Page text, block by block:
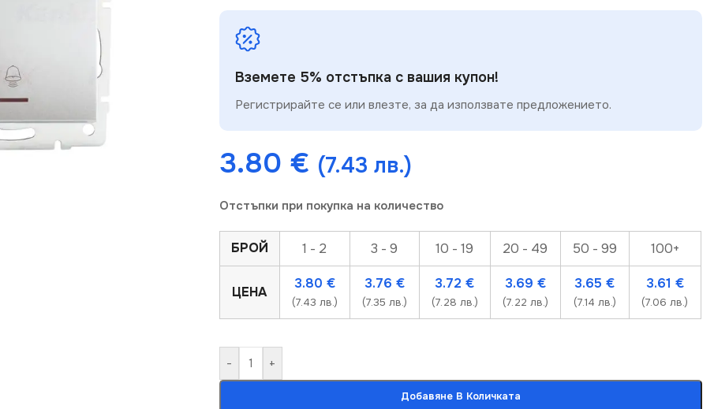
Вземете 5% отстъпка с вашия купон!
Регистрирайте се или влезте, за да използвате предложението.
3.80 € (7.43 лв.)
Отстъпки при покупка на количество
БРОЙ 1 - 2 3 - 9 10 - 19 20 - 49 50 - 99 100+
ЦЕНА
3.80 €
(7.43 лв.)
3.76 €
(7.35 лв.)
3.72€
(7.28 лв.)
3.69 €
(7.22 лв.)
3.65€
(7.14 лв.)
3.61 €
(7.06 лв.)
- +
Добавяне В Количката